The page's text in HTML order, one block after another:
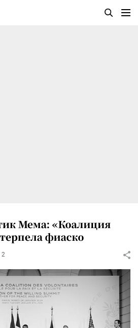
Мема: «Коалиция
фиаско
2